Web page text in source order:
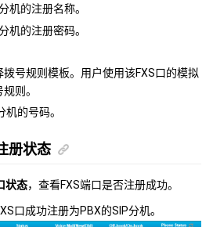
机的注册名称。
机的注册密码。
拨号规则模板。用户使用该FXS口的模拟
则。
机的号码。
册状态
状态，查看FXS端口是否注册成功。
口成功注册为PBX的SIP分机。